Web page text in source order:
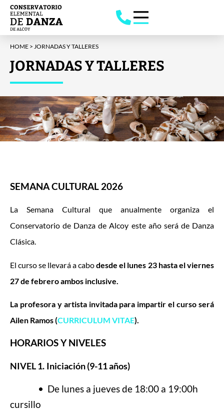
HOME > JORNADAS Y TALLERES
JORNADAS Y TALLERES
SEMANA CULTURAL 2026
La Semana Cultural que anualmente organiza el
Conservatorio de Danza de Alcoy este año será de Danza
Clásica.
El curso se llevará a cabodesde el lunes 23 hasta el viernes
27 de febrero ambos inclusive.
La profesora y artista invitada para impartir el curso será
Ailen Ramos(CURRICULUM VITAE).
HORARIOS Y NIVELES
NIVEL 1. Iniciación (9-11 años)
• De lunes a jueves de 18:00 a 19:00h
cursillo